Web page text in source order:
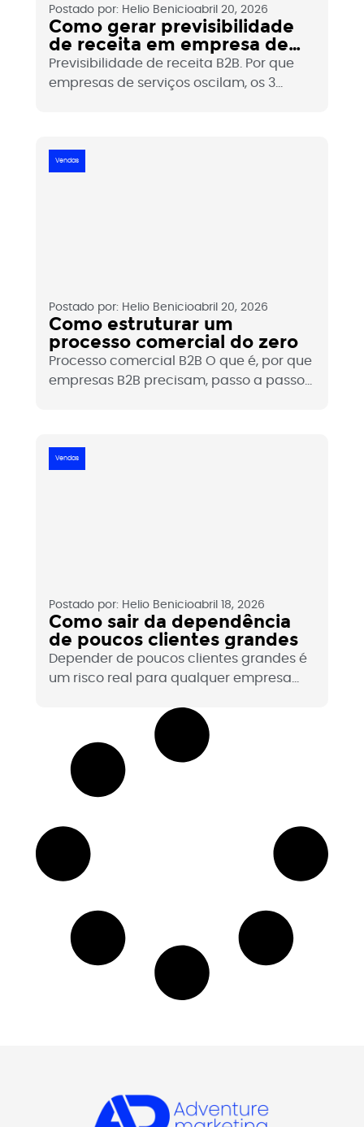
Postado por: Helio Benicioabril 20, 2026
Como gerar previsibilidade
de receita em empresa de
serviços B2B
Previsibilidade de receita B2B. Por que
empresas de serviços oscilam, os 3
Vendas
Postado por: Helio Benicioabril 20, 2026
Como estruturar um
processo comercial do zero
Processo comercial B2B O que é, por que
empresas B2B precisam, passo a passo
Vendas
Postado por: Helio Benicioabril 18, 2026
Como sair da dependência
de poucos clientes grandes
Depender de poucos clientes grandes é
um risco real para qualquer empresa
com processo e estrutura comercial.